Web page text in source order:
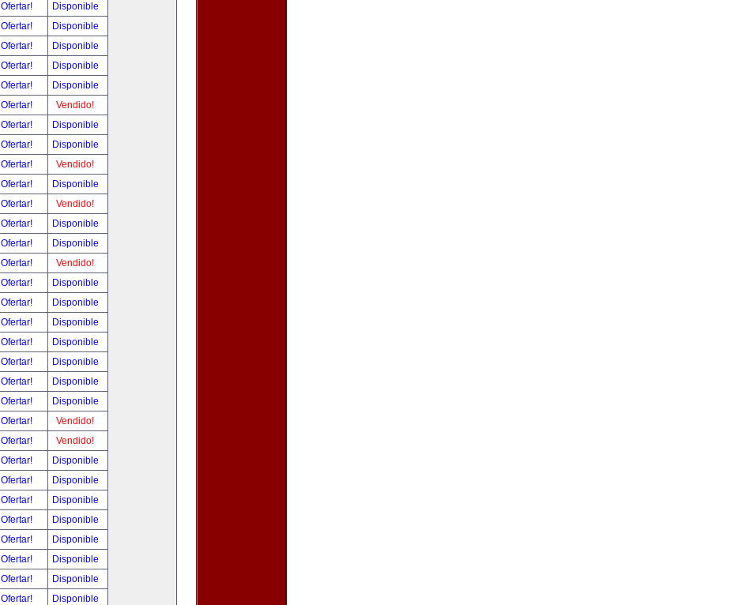
Ofertar!
Disponible
Ofertar!
Disponible
Ofertar!
Disponible
Ofertar!
Disponible
Ofertar!
Disponible
Ofertar!
Vendido!
Ofertar!
Disponible
Ofertar!
Disponible
Ofertar!
Vendido!
Ofertar!
Disponible
Ofertar!
Vendido!
Ofertar!
Disponible
Ofertar!
Disponible
Ofertar!
Vendido!
Ofertar!
Disponible
Ofertar!
Disponible
Ofertar!
Disponible
Ofertar!
Disponible
Ofertar!
Disponible
Ofertar!
Disponible
Ofertar!
Disponible
Ofertar!
Vendido!
Ofertar!
Vendido!
Ofertar!
Disponible
Ofertar!
Disponible
Ofertar!
Disponible
Ofertar!
Disponible
Ofertar!
Disponible
Ofertar!
Disponible
Ofertar!
Disponible
Ofertar!
Disponible